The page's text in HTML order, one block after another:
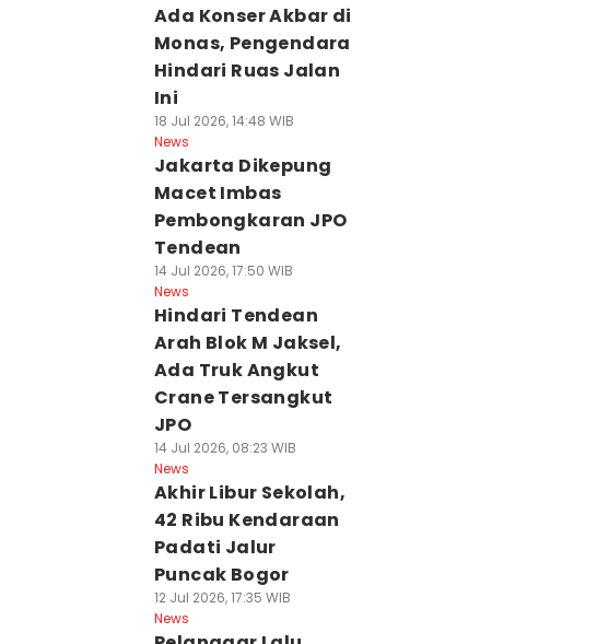
Ada Konser Akbar di
Monas, Pengendara
Hindari Ruas Jalan
Ini
18 Jul 2026, 14:48 WIB
News
Jakarta Dikepung
Macet Imbas
Pembongkaran JPO
Tendean
14 Jul 2026, 17:50 WIB
News
Hindari Tendean
Arah Blok M Jaksel,
Ada Truk Angkut
Crane Tersangkut
JPO
14 Jul 2026, 08:23 WIB
News
Akhir Libur Sekolah,
42 Ribu Kendaraan
Padati Jalur
Puncak Bogor
12 Jul 2026, 17:35 WIB
News